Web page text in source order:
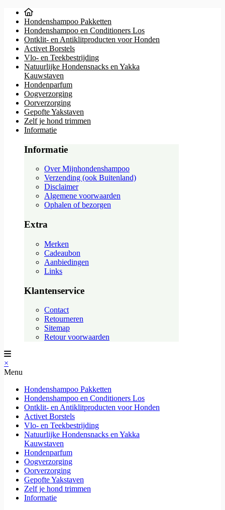
Hondenshampoo Pakketten
Hondenshampoo en Conditioners Los
Ontklit- en Antiklitproducten voor Honden
Activet Borstels
Vlo- en Teekbestrijding
Natuurlijke Hondensnacks en Yakka
Kauwstaven
Hondenparfum
Oogverzorging
Oorverzorging
Gepofte Yakstaven
Zelf je hond trimmen
Informatie
Informatie
Over Mijnhondenshampoo
Verzending (ook Buitenland)
Disclaimer
Algemene voorwaarden
Ophalen of bezorgen
Extra
Merken
Cadeaubon
Aanbiedingen
Links
Klantenservice
Contact
Retourneren
Sitemap
Retour voorwaarden
×
Menu
Hondenshampoo Pakketten
Hondenshampoo en Conditioners Los
Ontklit- en Antiklitproducten voor Honden
Activet Borstels
Vlo- en Teekbestrijding
Natuurlijke Hondensnacks en Yakka
Kauwstaven
Hondenparfum
Oogverzorging
Oorverzorging
Gepofte Yakstaven
Zelf je hond trimmen
Informatie